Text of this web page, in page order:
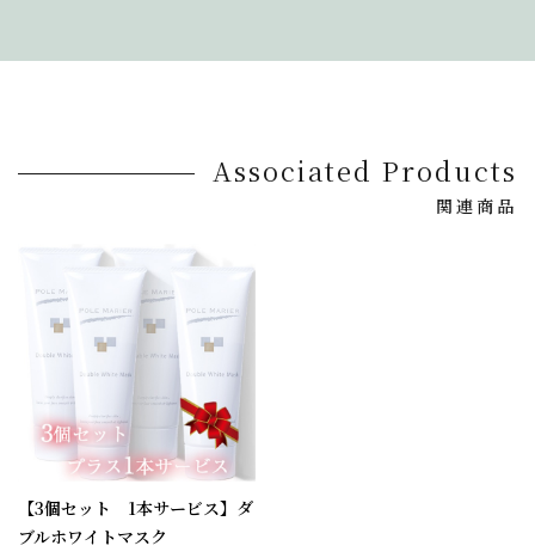
Associated Products
関連商品
【3個セット 1本サービス】ダ
ブルホワイトマスク